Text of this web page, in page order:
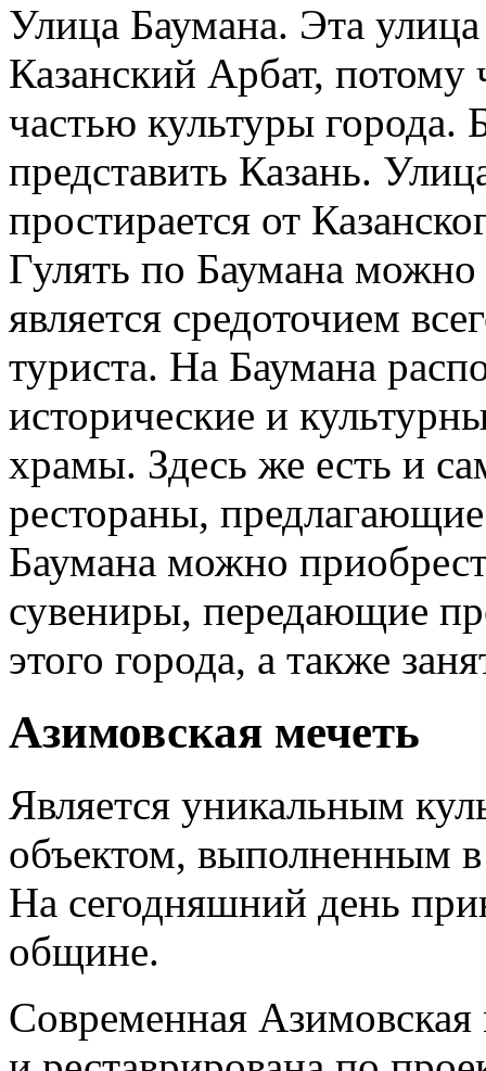
Улица Баумана. Эта
Казанский Арбат, потому
частью культуры города.
представить Казань.
простирается от
Гулять по Баумана
является средоточием
туриста. На Баумана
исторические и
храмы. Здесь же есть и
рестораны,
Баумана можно
сувениры, передающие
этого города, а также
Азимовская мечеть
Является уникальным
объектом, выполненным в
На сегодняшний день
общине.
Современная Азимовская